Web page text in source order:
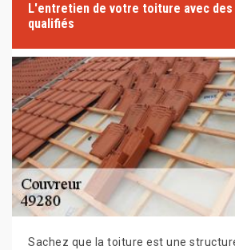
L'entretien de votre toiture avec
qualifiés
Sachez que la toiture est une